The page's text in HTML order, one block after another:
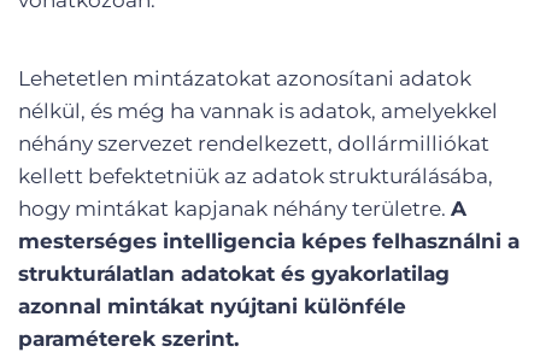
Lehetetlen mintázatokat azonosítani adatok
nélkül, és még ha vannak is adatok, amelyekkel
néhány szervezet rendelkezett, dollármilliókat
kellett befektetniük az adatok strukturálásába,
hogy mintákat kapjanak néhány területre. A
mesterséges intelligencia képes felhasználni a
strukturálatlan adatokat és gyakorlatilag
azonnal mintákat nyújtani különféle
paraméterek szerint.